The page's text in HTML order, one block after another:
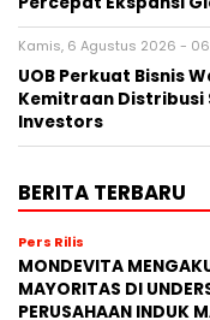
Kamis, 6 Agustus 2026 -
UOB Perkuat Bisnis
Kemitraan Distribusi
Investors
BERITA TERBARU
Pers Rilis
MONDEVITA
MAYORITAS DI
PERUSAHAAN INDUK